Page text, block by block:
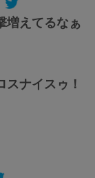
増えてるなぁ
ナイスゥ！